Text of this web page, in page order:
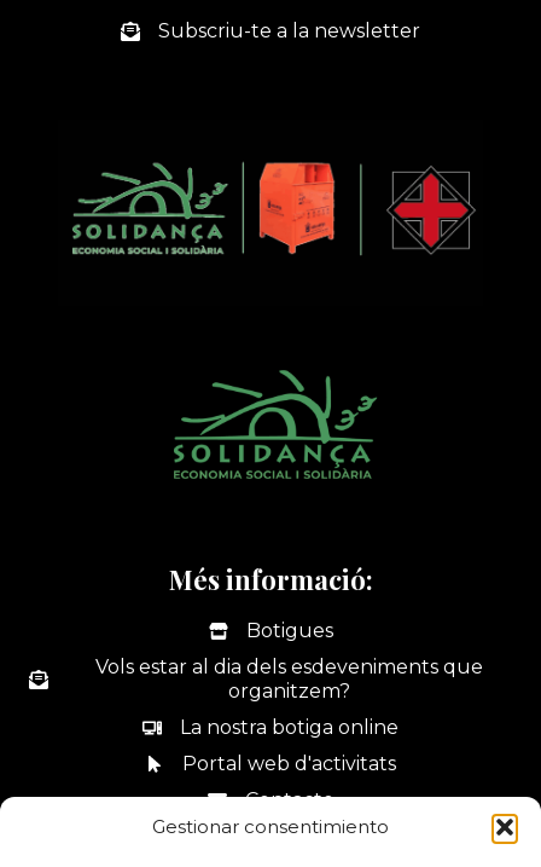
Gestionar consentimiento
Subscriu-te a la newsletter
Més informació:
Botigues
Vols estar al dia dels esdeveniments que
organitzem?
La nostra botiga online
Portal web d'activitats
Contacte
Canal de denúncies